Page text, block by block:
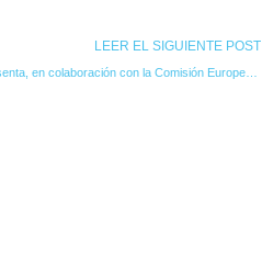
LEER EL SIGUIENTE POST
El Gobierno de España presenta, en colaboración con la Comisión Europea, el primer piloto del sandbox de regulación de Inteligencia Artificial en la UE